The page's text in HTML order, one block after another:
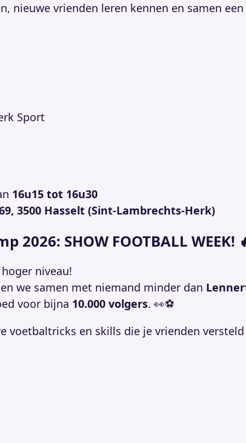
nieuwe vrienden leren kennen en samen
Sport
16u15 tot 16u30
3500 Hasselt (Sint-Lambrechts-Herk)
SHOW FOOTBALL WEEK!
niveau!
we samen met niemand minder dan
voor bijna 10.000 volgers. 👀⚽
voetbaltricks en skills die je vrienden